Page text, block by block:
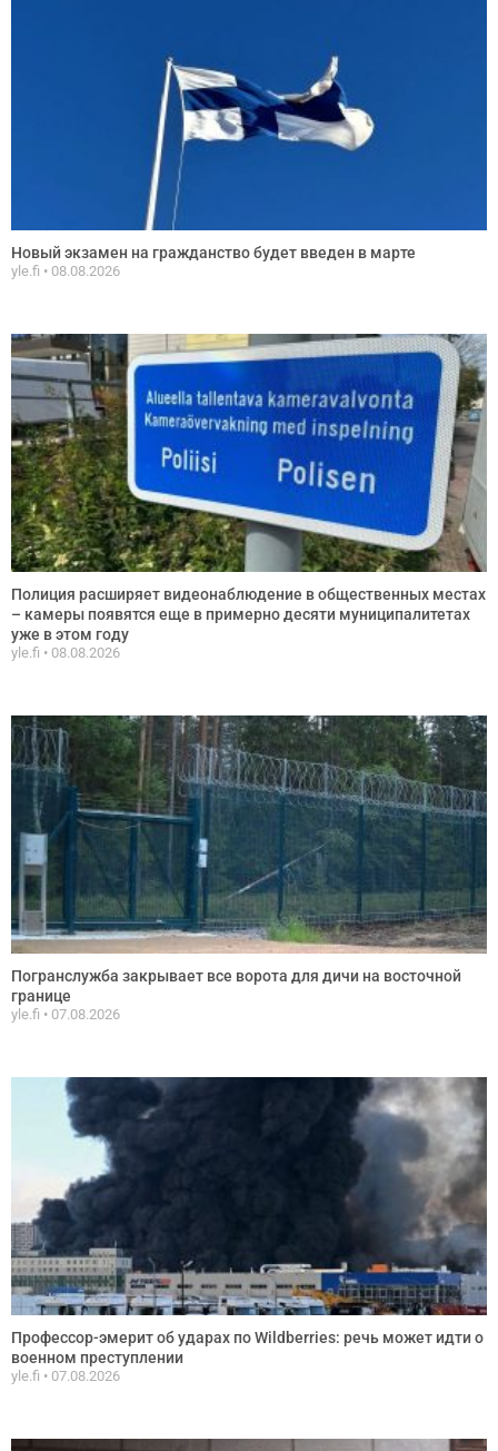
Новый экзамен на гражданство будет введен в марте
yle.fi 08.08.2026
Полиция расширяет видеонаблюдение в общественных местах
– камеры появятся еще в примерно десяти муниципалитетах
уже в этом году
yle.fi 08.08.2026
Погранслужба закрывает все ворота для дичи на восточной
границе
yle.fi 07.08.2026
Профессор-эмерит об ударах по Wildberries: речь может идти о
военном преступлении
yle.fi 07.08.2026